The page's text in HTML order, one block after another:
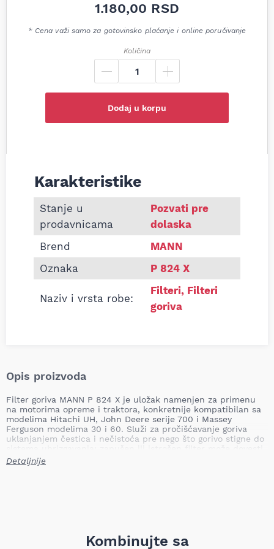
1.180,00 RSD
* Cena važi samo za gotovinsko plaćanje i online poručivanje
Količina
Dodaj u korpu
Informacije o Filter goriva MANN P824X Hitachi
Karakteristike
Stanje u
prodavnicama
Pozvati pre
dolaska
Brend
MANN
Oznaka
P 824 X
Naziv i vrsta robe:
Filteri, Filteri
goriva
Opis proizvoda
Filter goriva MANN P 824 X je uložak namenjen za primenu
na motorima opreme i traktora, konkretnije kompatibilan sa
modelima Hitachi UH, John Deere serije 700 i Massey
Ferguson modelima 30 i 60. Služi za pročišćavanje goriva
uklanjanjem čestica i nečistoća pre nego što gorivo stigne do
sistema ubrizgavanja; zapušen ili istrošen filter može dovesti
do smanjenja performansi motora, nepravilnog rada
ubrizgavanja, povećane potrošnje i oštećenja sistema za
Unutrašnji prečnik 1: 32.0 mm
Unutrašnji prečnik 2: 32.0 mm
Detaljnije
Kombinujte sa